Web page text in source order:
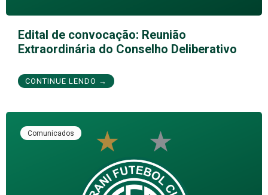
Edital de convocação: Reunião
Extraordinária do Conselho Deliberativo
CONTINUE LENDO →
Comunicados